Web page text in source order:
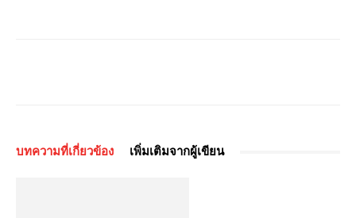
บทความที่เกี่ยวข้อง เพิ่มเติมจากผู้เขียน